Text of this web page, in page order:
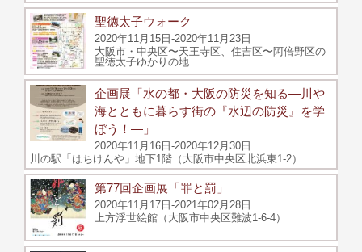
聖徳太子ウォーク
2020年11月15日-2020年11月23日
大阪市・中央区〜天王寺区、住吉区〜阿倍野区の
聖徳太子ゆかりの地
企画展「水の都・大阪の防災を知る―川や
海とともに暮らす街の『水辺の防災』を学
ぼう！―」
2020年11月16日-2020年12月30日
川の駅「はちけんや」地下1階（大阪市中央区北浜東1-2）
第77回企画展「罪と罰」
2020年11月17日-2021年02月28日
上方浮世絵館（大阪市中央区難波1-6-4）